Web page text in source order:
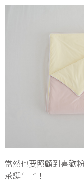
當然也要照顧到喜歡
茶誕生了！